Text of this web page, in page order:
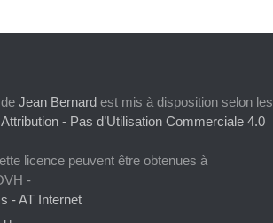
de Jean Bernard est mis à disposition selon les
- Pas d’Utilisation Commerciale 4.0
licence peuvent être obtenues à
-